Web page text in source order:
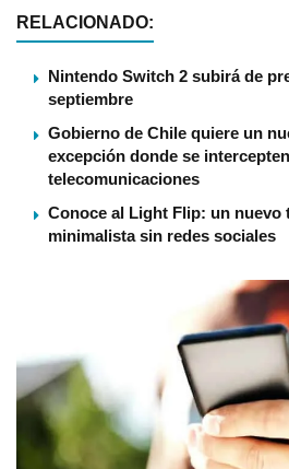
RELACIONADO:
Nintendo Switch 2 subirá de
septiembre
Gobierno de Chile quiere un
excepción donde se
telecomunicaciones
Conoce al Light Flip: un nuevo
minimalista sin redes sociales